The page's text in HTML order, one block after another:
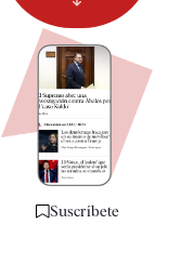
Suscríbete